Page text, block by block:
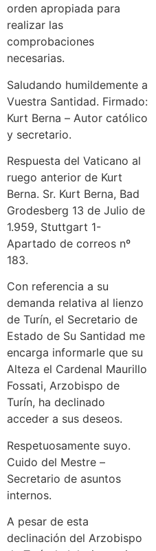
orden apropiada para
realizar las
comprobaciones
necesarias.
Saludando humildemente a
Vuestra Santidad. Firmado:
Kurt Berna – Autor católico
y secretario.
Respuesta del Vaticano al
ruego anterior de Kurt
Berna. Sr. Kurt Berna, Bad
Grodesberg 13 de Julio de
1.959, Stuttgart 1-
Apartado de correos nº
183.
Con referencia a su
demanda relativa al lienzo
de Turín, el Secretario de
Estado de Su Santidad me
encarga informarle que su
Alteza el Cardenal Maurillo
Fossati, Arzobispo de
Turín, ha declinado
acceder a sus deseos.
Respetuosamente suyo.
Cuido del Mestre –
Secretario de asuntos
internos.
A pesar de esta
declinación del Arzobispo